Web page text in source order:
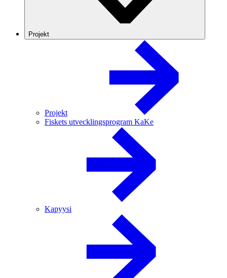
Projekt
Projekt
Fiskets utvecklingsprogram KaKe
Kapyysi